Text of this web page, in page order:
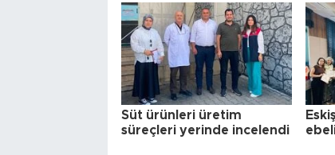
Süt ürünleri üretim
süreçleri yerinde incelendi